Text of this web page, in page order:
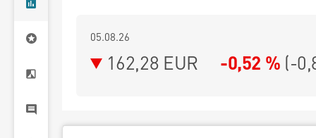
05.08.26
162,28 EUR -0,52 % (-